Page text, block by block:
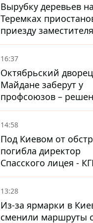
Вырубку деревьев на
Теремках
приезду заместителя
Кличко - начался
16:37
Октябрьский
Майдане заберут у
профсоюзов –
Хозяйственного суда
14:58
Под Киевом от
погибла директор
Спасского лицея -
13:28
Из-за ярмарки в
сменили маршруты